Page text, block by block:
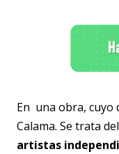
En una obra, cuyo
Calama. Se trata del
artistas